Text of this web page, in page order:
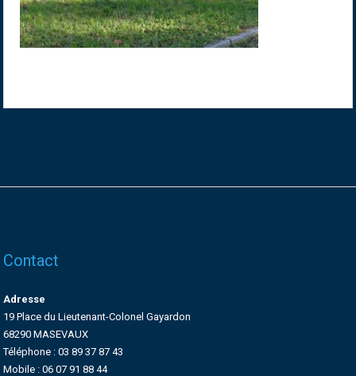
Contact
Adresse
19 Place du Lieutenant-Colonel Gayardon
68290 MASEVAUX
Téléphone : 03 89 37 87 43
Mobile : 06 07 91 88 44